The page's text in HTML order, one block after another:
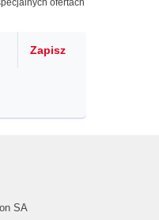
ofertach
Zapisz
SA